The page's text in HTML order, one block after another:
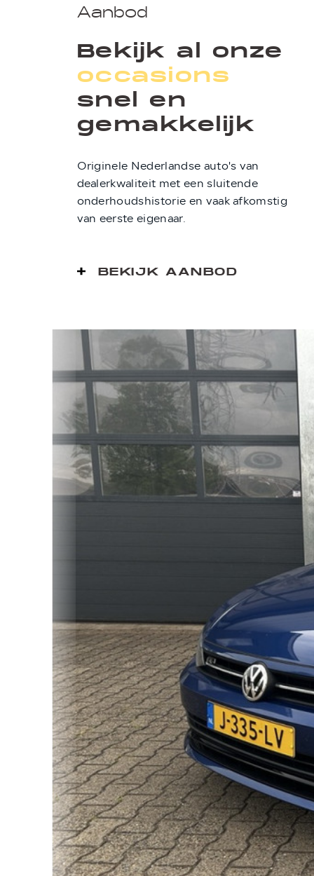
Aanbod
Bekijk al onze
occasions
snel en
gemakkelijk
Originele Nederlandse auto's van
dealerkwaliteit met een sluitende
onderhoudshistorie en vaak afkomstig
van eerste eigenaar.
BEKIJK AANBOD